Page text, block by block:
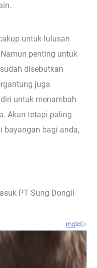
untuk lulusan
penting untuk
disebutkan
juga
untuk menambah
Akan tetapi paling
bayangan bagi anda,
PT Sung Dongil